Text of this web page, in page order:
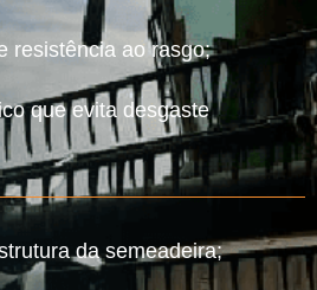
resistência ao rasgo;
que evita desgaste
da semeadeira;